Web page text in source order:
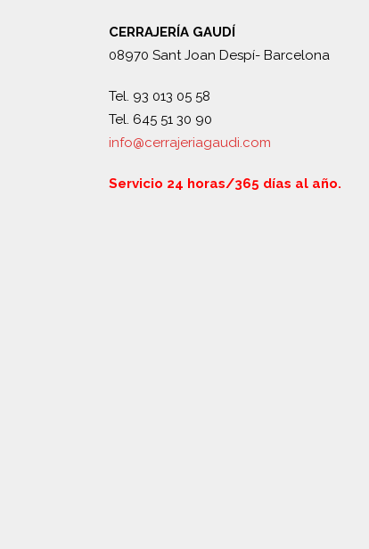
CERRAJERÍA GAUDÍ
08970 Sant Joan Despí- Barcelona
Tel. 93 013 05 58
Tel. 645 51 30 90
info@cerrajeriagaudi.com
Servicio 24 horas/365 días al año.